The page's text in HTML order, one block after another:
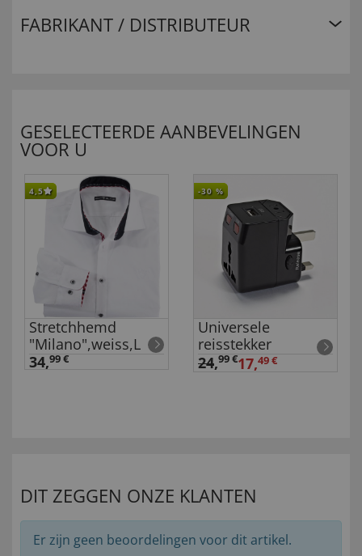
FABRIKANT / DISTRIBUTEUR
GESELECTEERDE AANBEVELINGEN
VOOR U
4,5
Stretchhemd
"Milano",weiss,L
34,99 €
-30 %
Universele
reisstekker
24,99 €17,49 €
DIT ZEGGEN ONZE KLANTEN
Er zijn geen beoordelingen voor dit artikel.